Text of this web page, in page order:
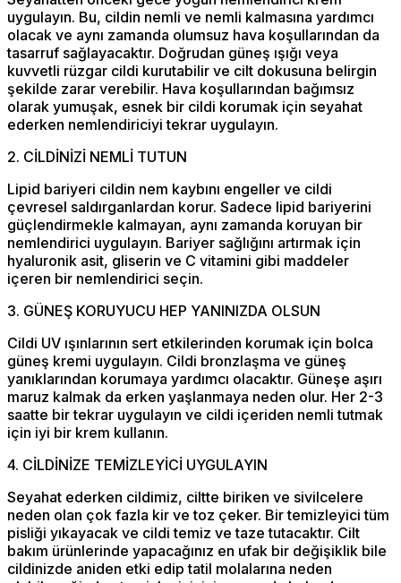
uygulayın. Bu, cildin nemli ve nemli kalmasına yardımcı
olacak ve aynı zamanda olumsuz hava koşullarından da
tasarruf sağlayacaktır. Doğrudan güneş ışığı veya
kuvvetli rüzgar cildi kurutabilir ve cilt dokusuna belirgin
şekilde zarar verebilir. Hava koşullarından bağımsız
olarak yumuşak, esnek bir cildi korumak için seyahat
ederken nemlendiriciyi tekrar uygulayın.
2. CİLDİNİZİ NEMLİ TUTUN
Lipid bariyeri cildin nem kaybını engeller ve cildi
çevresel saldırganlardan korur. Sadece lipid bariyerini
güçlendirmekle kalmayan, aynı zamanda koruyan bir
nemlendirici uygulayın. Bariyer sağlığını artırmak için
hyaluronik asit, gliserin ve C vitamini gibi maddeler
içeren bir nemlendirici seçin.
3. GÜNEŞ KORUYUCU HEP YANINIZDA OLSUN
Cildi UV ışınlarının sert etkilerinden korumak için bolca
güneş kremi uygulayın. Cildi bronzlaşma ve güneş
yanıklarından korumaya yardımcı olacaktır. Güneşe aşırı
maruz kalmak da erken yaşlanmaya neden olur. Her 2-3
saatte bir tekrar uygulayın ve cildi içeriden nemli tutmak
için iyi bir krem kullanın.
4. CİLDİNİZE TEMİZLEYİCİ UYGULAYIN
Seyahat ederken cildimiz, ciltte biriken ve sivilcelere
neden olan çok fazla kir ve toz çeker. Bir temizleyici tüm
pisliği yıkayacak ve cildi temiz ve taze tutacaktır. Cilt
bakım ürünlerinde yapacağınız en ufak bir değişiklik bile
cildinizde aniden etki edip tatil molalarına neden